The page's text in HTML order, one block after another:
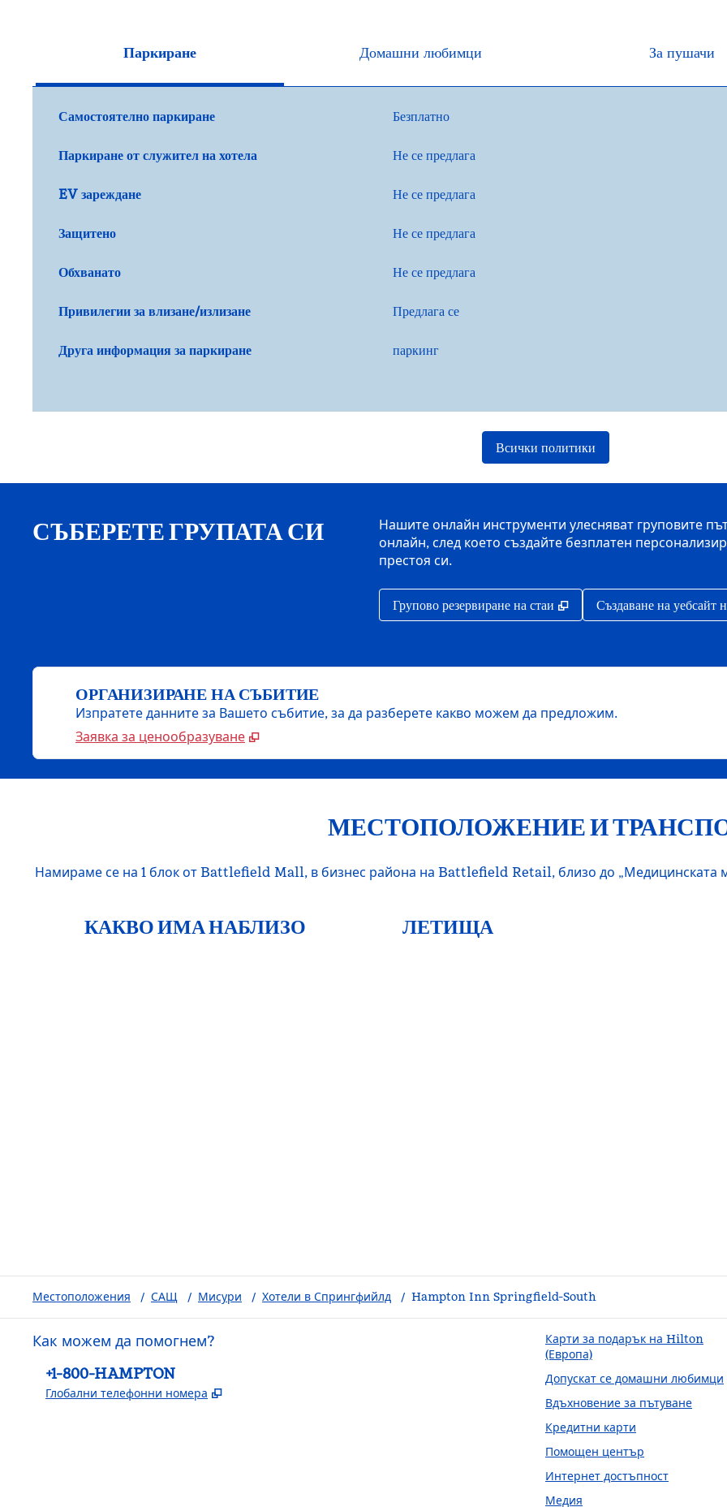
Паркиране Домашни любимци За пушачи
Самостоятелно паркиране Безплатно
Паркиране от служител на хотела Не се предлага
EV зареждане Не се предлага
Защитено Не се предлага
Обхванато Не се предлага
Привилегии за влизане/излизане Предлага се
Друга информация за паркиране паркинг
Всички политики
СЪБЕРЕТЕ ГРУПАТА СИ
Нашите онлайн инструменти улесняват груповите
онлайн, след което създайте безплатен
престоя си.
Групово резервиране на стаи , Отваря нов раздел
Създаване на уебсайт
ОРГАНИЗИРАНЕ НА СЪБИТИЕ
Изпратете данните за Вашето събитие, за да разберете какво можем да предложим.
Заявка за ценообразуване
МЕСТОПОЛОЖЕНИЕ И
Намираме се на 1 блок от Battlefield Mall, в бизнес района на Battlefield Retail, близо до „Медицинската
КАКВО ИМА НАБЛИЗО ЛЕТИЩА
Местоположения / САЩ / Мисури / Хотели в Спрингфийлд / Hampton Inn Springfield-South
Как можем да помогнем?
Телефон:
+1-800-HAMPTON
Глобални телефонни номера ,
Карти за подарък на Hilton
(Европа)
Допускат се домашни любимци
Вдъхновение за пътуване
Кредитни карти
Помощен център
Интернет достъпност
Медия